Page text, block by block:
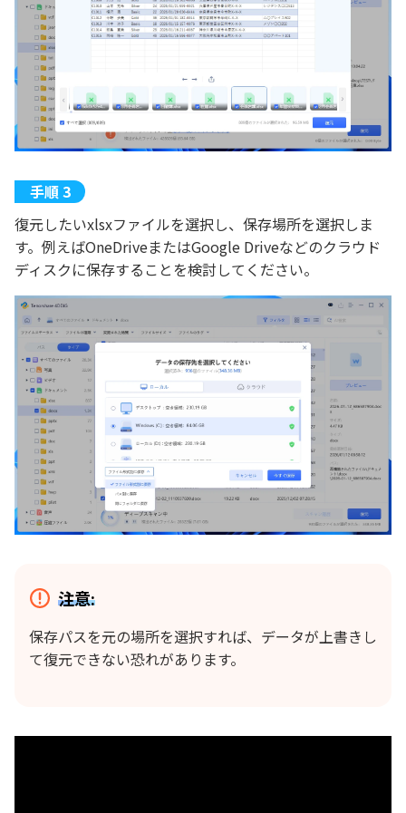
復元したいxlsxファイルを選択し、保存場所を選択しま
す。例えばOneDriveまたはGoogle Driveなどのクラウド
ディスクに保存することを検討してください。
注意:
保存パスを元の場所を選択すれば、データが上書きし
て復元できない恐れがあります。